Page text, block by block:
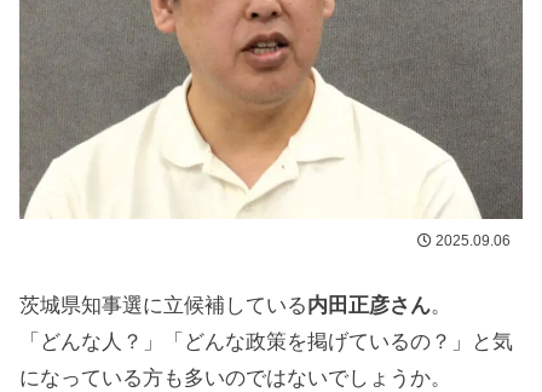
2025.09.06
茨城県知事選に立候補している内田正彦さん。
「どんな人？」「どんな政策を掲げているの？」と気
になっている方も多いのではないでしょうか。